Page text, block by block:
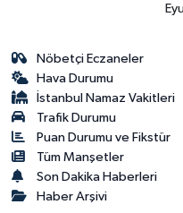
Nöbetçi Eczaneler
Hava Durumu
İstanbul Namaz Vakitleri
Trafik Durumu
Puan Durumu ve Fikstür
Tüm Manşetler
Son Dakika Haberleri
Haber Arşivi